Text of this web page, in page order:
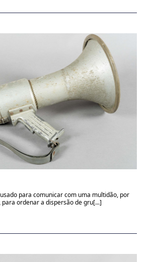
para comunicar com uma multidão, por
para ordenar a dispersão de gru[...]